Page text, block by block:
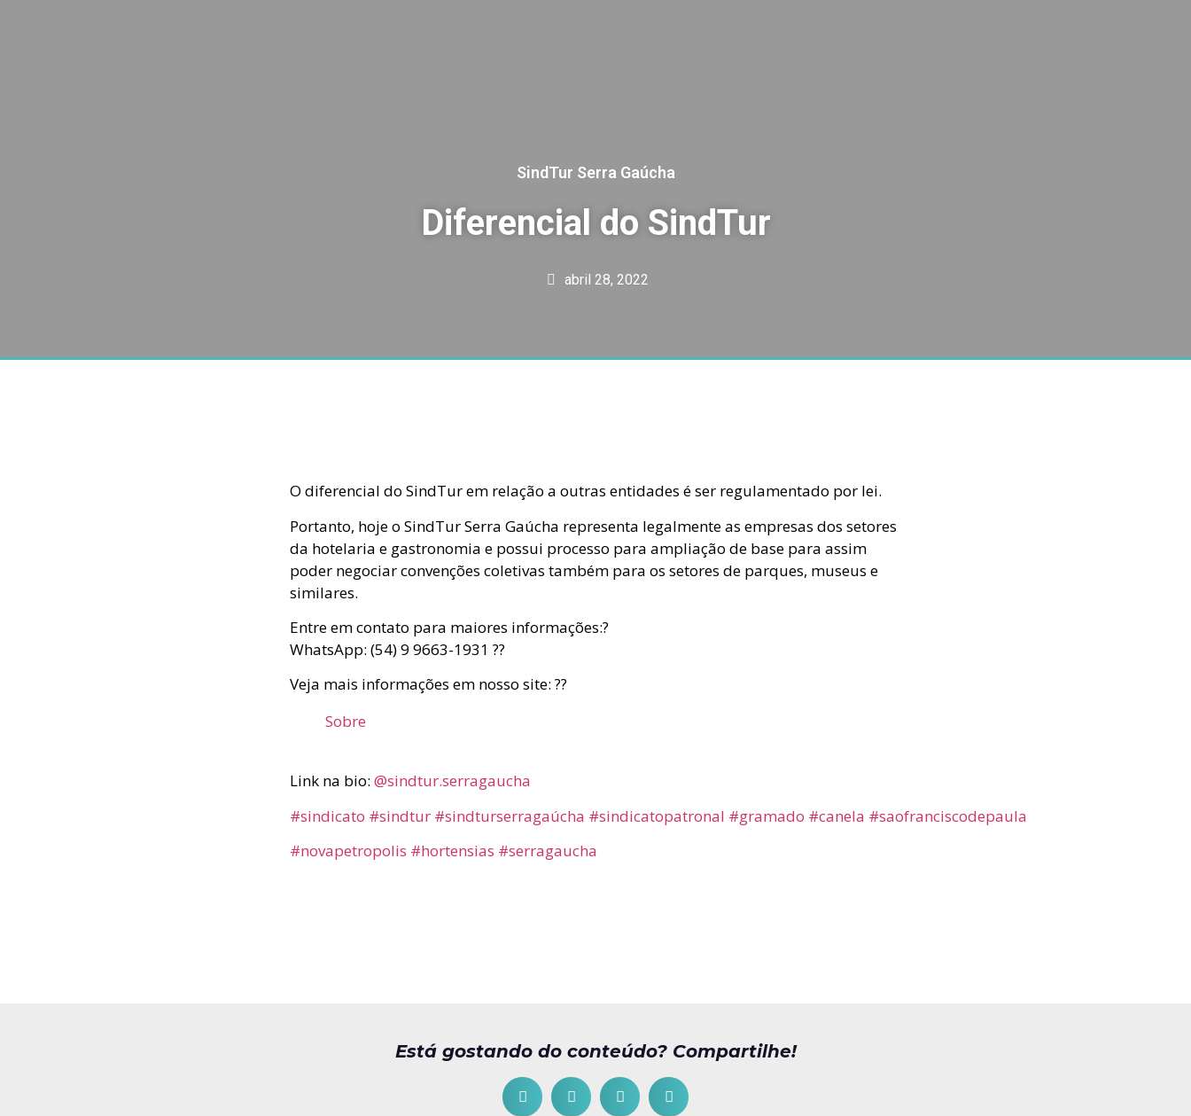
SindTur Serra Gaúcha
Diferencial do SindTur
abril 28, 2022
O diferencial do SindTur em relação a outras entidades é ser regulamentado por lei.
Portanto, hoje o SindTur Serra Gaúcha representa legalmente as empresas dos setores
da hotelaria e gastronomia e possui processo para ampliação de base para assim
poder negociar convenções coletivas também para os setores de parques, museus e
similares.
Entre em contato para maiores informações:?
WhatsApp: (54) 9 9663-1931 ??
Veja mais informações em nosso site: ??
Sobre
Link na bio: @sindtur.serragaucha
#sindicato #sindtur #sindturserragaúcha #sindicatopatronal #gramado #canela #saofranciscodepaula
#novapetropolis #hortensias #serragaucha
Está gostando do conteúdo? Compartilhe!